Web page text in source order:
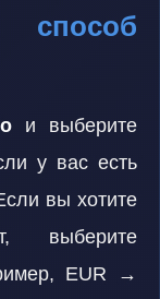
и выберите
у вас есть
вы хотите
выберите
EUR →